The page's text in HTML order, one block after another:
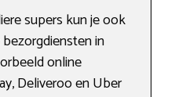
supers kun je ook
in
online
Deliveroo en Uber